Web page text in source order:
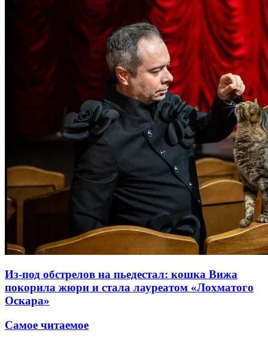
Из-под обстрелов на пьедестал: кошка Вижа
покорила жюри и стала лауреатом «Лохматого
Оскара»
Самое читаемое